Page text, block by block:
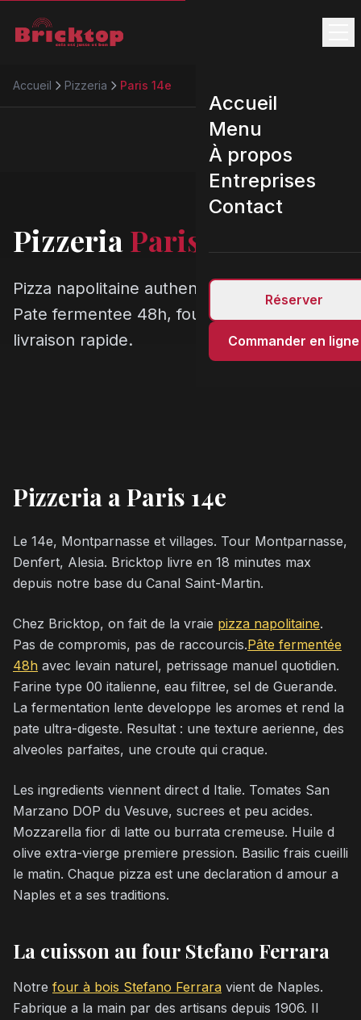
Accueil
Menu
À propos
Entreprises
Contact
Réserver
Commander en ligne
Accueil Pizzeria Paris 14e
PizzeriaParis 14e
Pizza napolitaine authentique a Paris 14e.
Pate fermentee 48h, four 450 degres,
livraison rapide.
Pizzeria a Paris 14e
Le 14e, Montparnasse et villages. Tour Montparnasse,
Denfert, Alesia. Bricktop livre en 18 minutes max
depuis notre base du Canal Saint-Martin.
Chez Bricktop, on fait de la vraie pizza napolitaine.
Pas de compromis, pas de raccourcis.Pâte fermentée
48h avec levain naturel, petrissage manuel quotidien.
Farine type 00 italienne, eau filtree, sel de Guerande.
La fermentation lente developpe les aromes et rend la
pate ultra-digeste. Resultat : une texture aerienne, des
alveoles parfaites, une croute qui craque.
Les ingredients viennent direct d Italie. Tomates San
Marzano DOP du Vesuve, sucrees et peu acides.
Mozzarella fior di latte ou burrata cremeuse. Huile d
olive extra-vierge premiere pression. Basilic frais cueilli
le matin. Chaque pizza est une declaration d amour a
Naples et a ses traditions.
La cuisson au four Stefano Ferrara
Notre four à bois Stefano Ferrara vient de Naples.
Fabrique a la main par des artisans depuis 1906. Il